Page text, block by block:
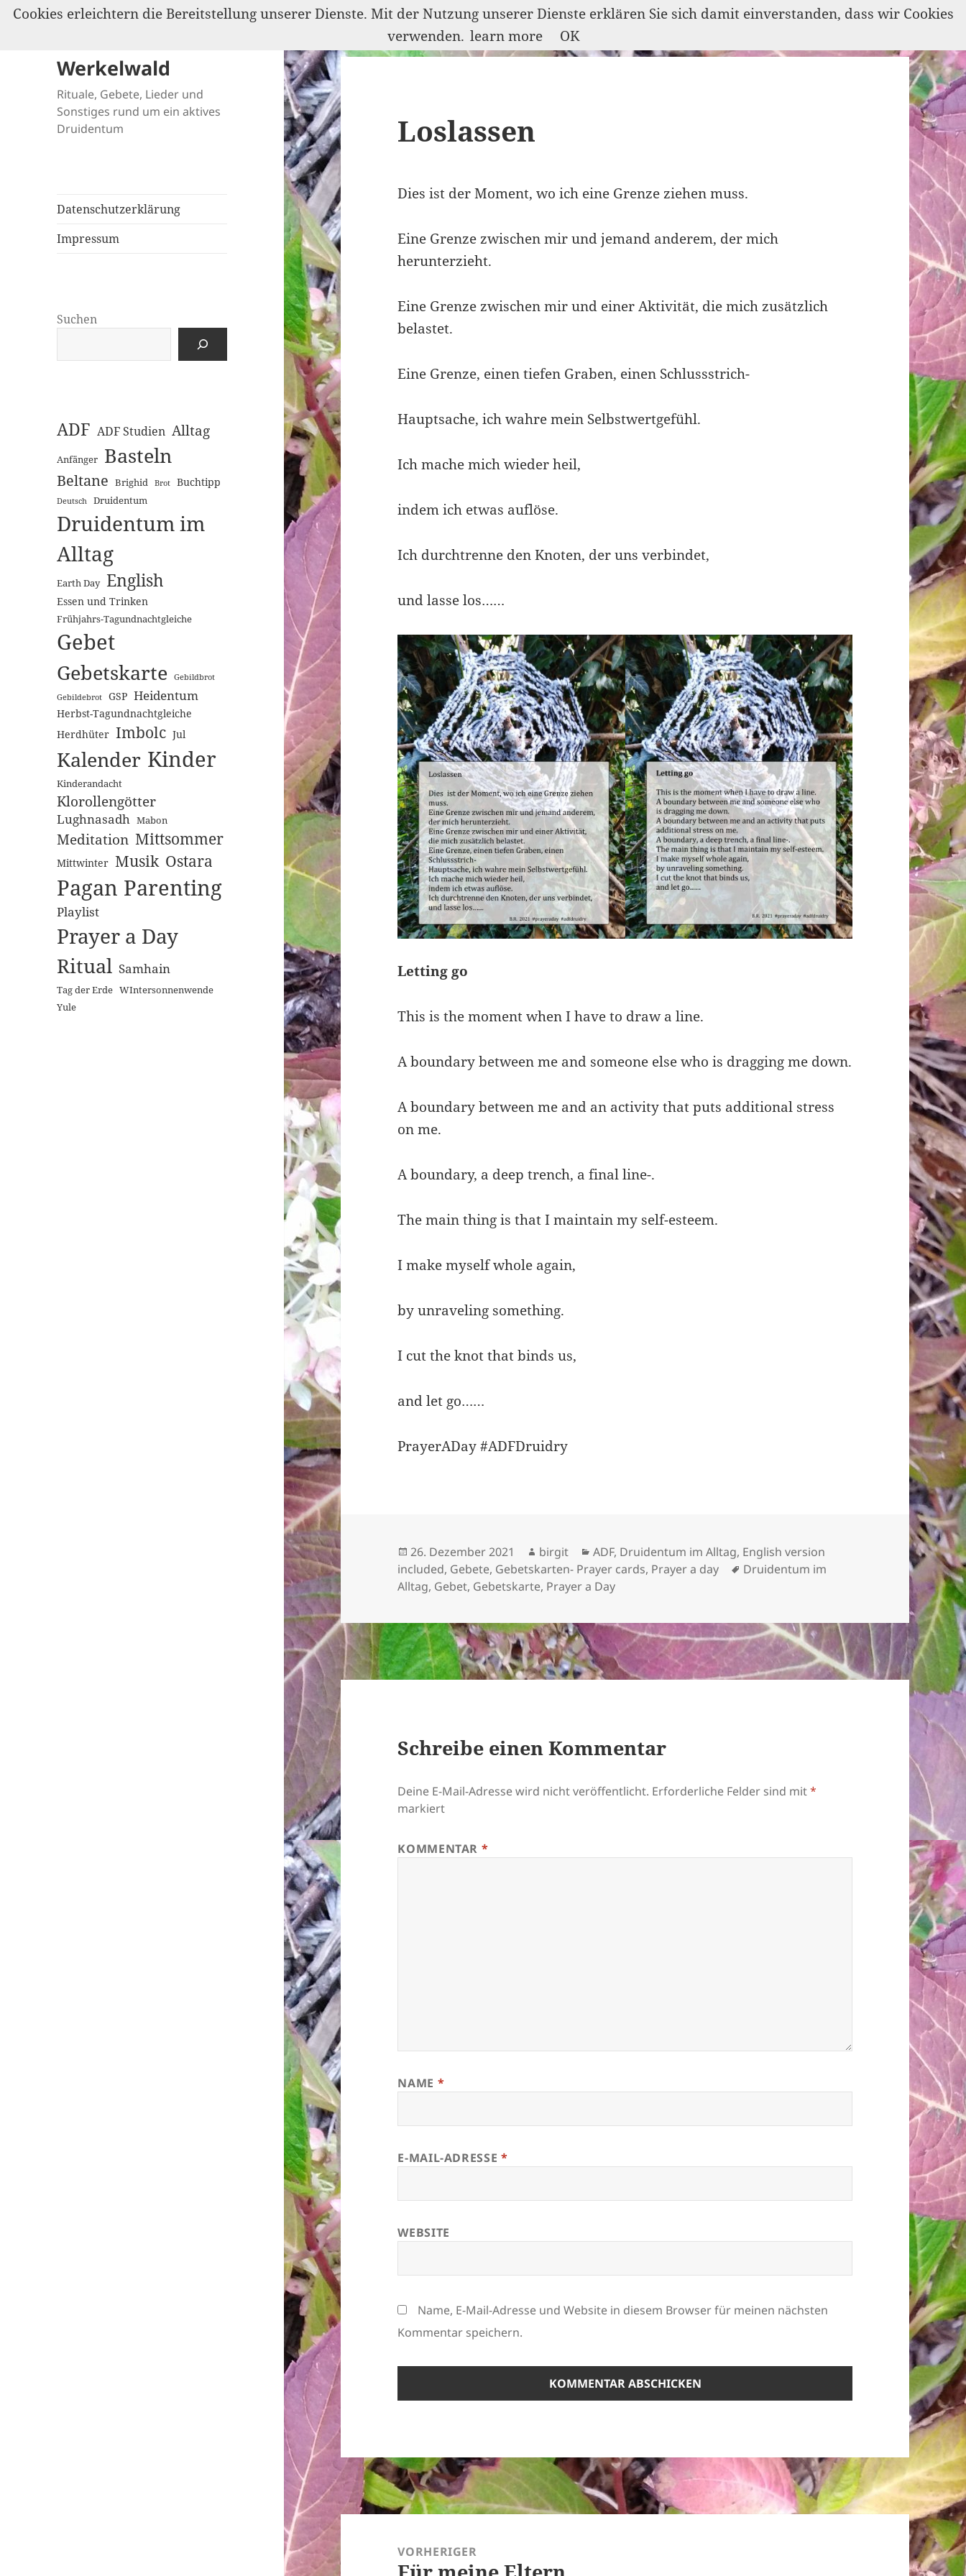
Werkelwald
Rituale, Gebete, Lieder und
Sonstiges rund um ein aktives
Druidentum
Datenschutzerklärung
Impressum
Suchen
ADF ADF Studien Alltag
Anfänger Basteln
Beltane Brighid Brot Buchtipp
Deutsch Druidentum
Druidentum im
Alltag
Earth Day English
Essen und Trinken
Frühjahrs-Tagundnachtgleiche
Gebet
Gebetskarte
Gebildbrot
Gebildebrot
GSP Heidentum
Herbst-Tagundnachtgleiche
Herdhüter Imbolc Jul
Kalender Kinder
Kinderandacht
Klorollengötter
Lughnasadh Mabon
Meditation Mittsommer
Mittwinter Musik Ostara
Pagan Parenting
Playlist
Prayer a Day
Ritual Samhain
Tag der Erde WIntersonnenwende
Yule
Loslassen
Dies ist der Moment, wo ich eine Grenze ziehen muss.
Eine Grenze zwischen mir und jemand anderem, der mich
herunterzieht.
Eine Grenze zwischen mir und einer Aktivität, die mich zusätzlich
belastet.
Eine Grenze, einen tiefen Graben, einen Schlussstrich-
Hauptsache, ich wahre mein Selbstwertgefühl.
Ich mache mich wieder heil,
indem ich etwas auflöse.
Ich durchtrenne den Knoten, der uns verbindet,
und lasse los……
Letting go
This is the moment when I have to draw a line.
A boundary between me and someone else who is dragging me down.
A boundary between me and an activity that puts additional stress
on me.
A boundary, a deep trench, a final line-.
The main thing is that I maintain my self-esteem.
I make myself whole again,
by unraveling something.
I cut the knot that binds us,
and let go……
PrayerADay #ADFDruidry
Veröffentlicht
am
26. Dezember 2021 Autor
birgit Kategorien
ADF, Druidentum im Alltag, English version
included, Gebete, Gebetskarten- Prayer cards, Prayer a day Schlagwörter
Druidentum im
Alltag, Gebet, Gebetskarte, Prayer a Day
Schreibe einen Kommentar
Deine E-Mail-Adresse wird nicht veröffentlicht. Erforderliche Felder sind mit*
markiert
KOMMENTAR *
NAME *
E-MAIL-ADRESSE *
WEBSITE
Name, E-Mail-Adresse und Website in diesem Browser für meinen nächsten
Kommentar speichern.
Beitragsnavigation
VORHERIGER
Vorheriger
Cookies erleichtern die Bereitstellung unserer Dienste. Mit der Nutzung unserer Dienste erklären Sie sich damit einverstanden, dass wir Cookies
verwenden. learn more OK